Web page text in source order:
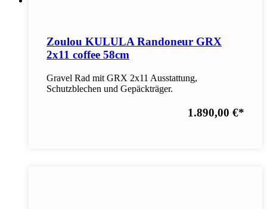
Zoulou KULULA Randoneur GRX
2x11 coffee 58cm
Gravel Rad mit GRX 2x11 Ausstattung,
Schutzblechen und Gepäckträger.
1.890,00 €*